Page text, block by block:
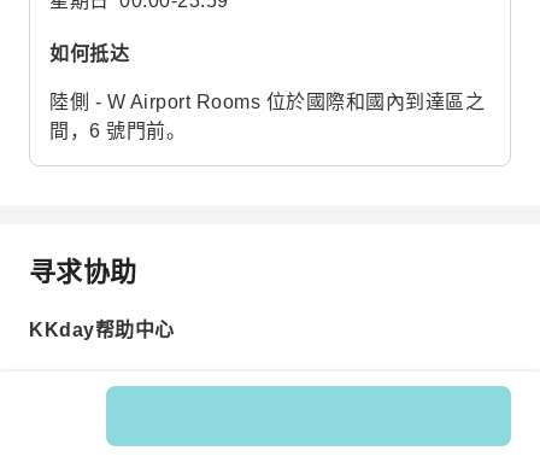
如何抵达
陸側 - W Airport Rooms 位於國際和國內到達區之
間，6 號門前。
寻求协助
KKday帮助中心
Product No.: 597822